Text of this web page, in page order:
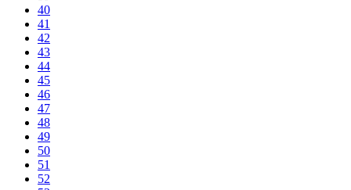
40
41
42
43
44
45
46
47
48
49
50
51
52